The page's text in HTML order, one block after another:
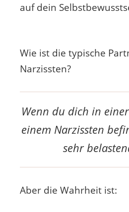
auf dein
Wie ist die typische
Narzissten?
Wenn du dich in
einem Narzissten
sehr
Aber die Wahrheit ist: